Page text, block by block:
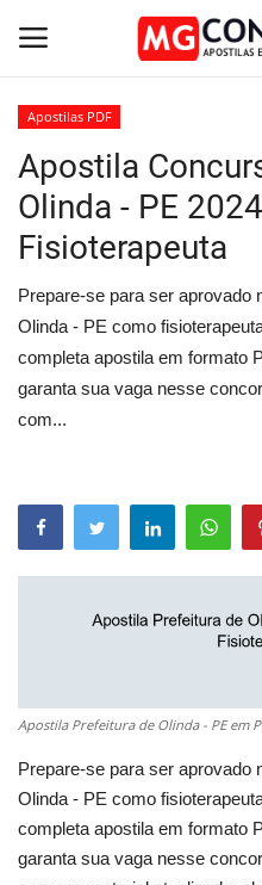
Home
Apostilas PDF
Apostila Impressa
Cursos Online
Combo Apostilas
Apostilas PDF
Apostila
Olinda - PE
Fisioterapeuta
Prepare-se para ser aprovado
Olinda - PE como
completa apostila em formato
garanta sua vaga nesse
com...
Apostila Prefeitura de Olinda - PE em
Prepare-se para ser aprovado
Olinda - PE como
completa apostila em formato
garanta sua vaga nesse